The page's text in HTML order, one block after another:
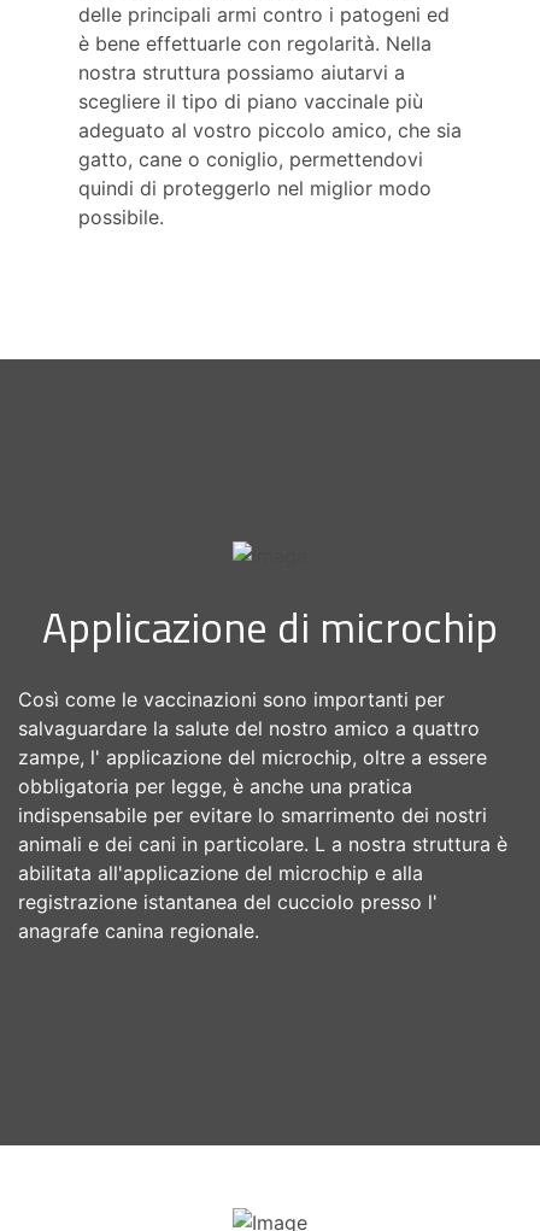
delle principali armi contro i patogeni ed
è bene effettuarle con regolarità. Nella
nostra struttura possiamo aiutarvi a
scegliere il tipo di piano vaccinale più
adeguato al vostro piccolo amico, che sia
gatto, cane o coniglio, permettendovi
quindi di proteggerlo nel miglior modo
possibile.
Applicazione di microchip
Così come le vaccinazioni sono importanti per
salvaguardare la salute del nostro amico a quattro
zampe, l' applicazione del microchip, oltre a essere
obbligatoria per legge, è anche una pratica
indispensabile per evitare lo smarrimento dei nostri
animali e dei cani in particolare. L a nostra struttura è
abilitata all'applicazione del microchip e alla
registrazione istantanea del cucciolo presso l'
anagrafe canina regionale.